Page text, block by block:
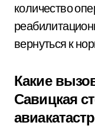
количество
вернуться к
Какие
Савицкая